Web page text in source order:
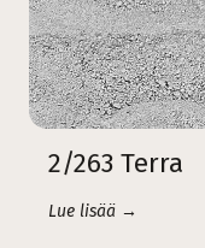
2/263 Terra
Lue lisää →